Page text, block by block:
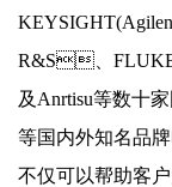
R&S、
及Anrtisu等数十
等国内外知名品牌
不仅可以帮助客